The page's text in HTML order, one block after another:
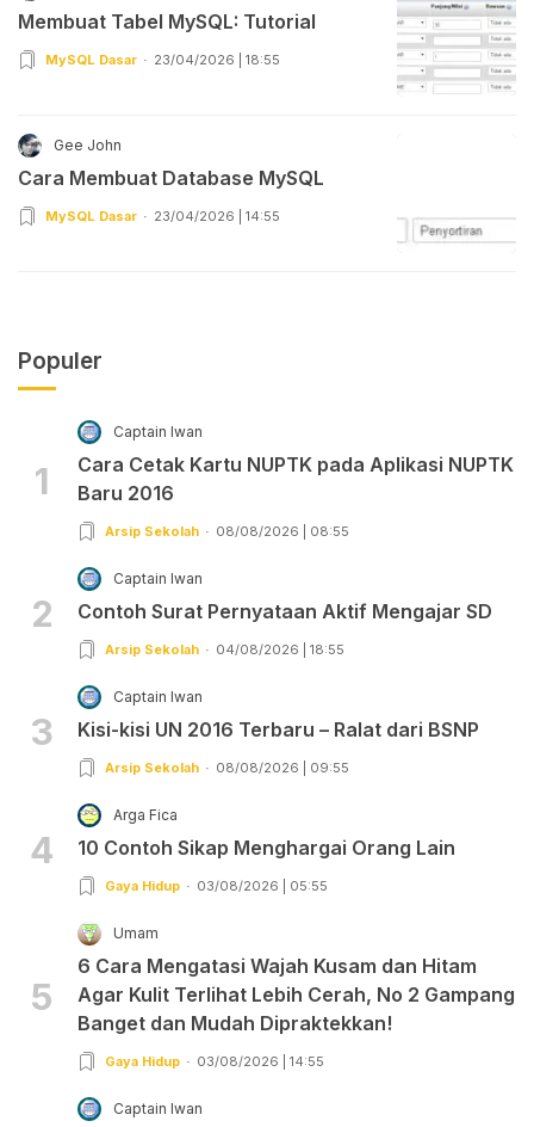
Membuat Tabel MySQL: Tutorial
MySQL Dasar 23/04/2026 | 18:55
Gee John
Cara Membuat Database MySQL
MySQL Dasar 23/04/2026 | 14:55
Populer
1
Captain Iwan
Cara Cetak Kartu NUPTK pada Aplikasi NUPTK
Baru 2016
Arsip Sekolah 08/08/2026 | 08:55
2
Captain Iwan
Contoh Surat Pernyataan Aktif Mengajar SD
Arsip Sekolah 04/08/2026 | 18:55
3
Captain Iwan
Kisi-kisi UN 2016 Terbaru – Ralat dari BSNP
Arsip Sekolah 08/08/2026 | 09:55
4
Arga Fica
10 Contoh Sikap Menghargai Orang Lain
Gaya Hidup 03/08/2026 | 05:55
5
Umam
6 Cara Mengatasi Wajah Kusam dan Hitam
Agar Kulit Terlihat Lebih Cerah, No 2 Gampang
Banget dan Mudah Dipraktekkan!
Gaya Hidup 03/08/2026 | 14:55
Captain Iwan